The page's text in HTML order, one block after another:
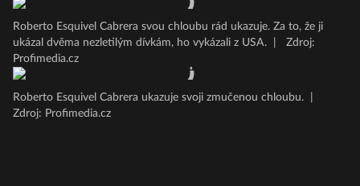
Roberto Esquivel Cabrera svou chloubu rád ukazuje. Za to, že ji
ukázal dvěma nezletilým dívkám, ho vykázali z USA.
Zdroj:
Profimedia.cz
Roberto Esquivel Cabrera ukazuje svoji zmučenou chloubu.
Zdroj: Profimedia.cz